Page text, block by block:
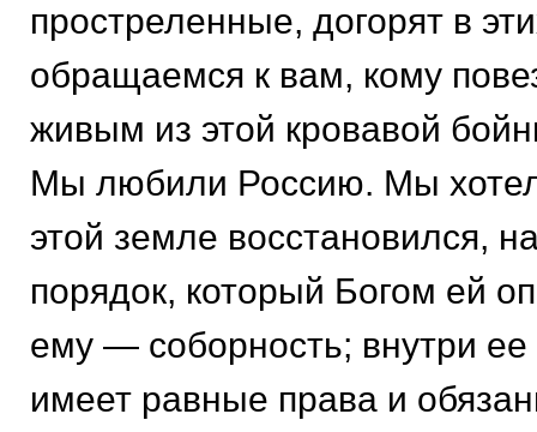
простреленные, догорят в
обращаемся к вам, кому
живым из этой кровавой
Мы любили Россию. Мы
этой земле восстановился,
порядок, который Богом ей
ему — соборность; внутри ее
имеет равные права и